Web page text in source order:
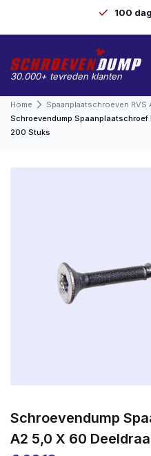
100
30.000+ tevreden klanten
Home
Spaanplaatschroeven RVS
Schroevendump
200 Stuks
Schroevendump
A2 5,0 X 60